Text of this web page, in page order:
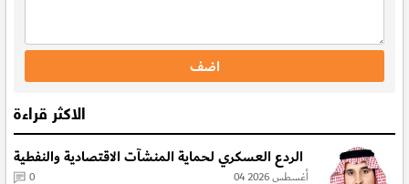
الاكثر قراءة
الردع العسكري لحماية المنشآت الاقتصادية والنفطية
04 أغسطس 2026 0